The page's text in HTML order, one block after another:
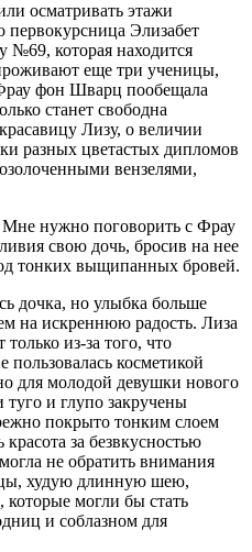
осматривать этажи
Элизабет
№69, которая находится
еще три учени­цы,
фон Шварц пообе­щала
станет свободна
Лизу, о величии
разных цветастых дипло­мов
вензеля­ми,
Мне нужно поговорить с Фрау
свою дочь, бросив на нее
тонких выщипан­ных бровей.
дочка, но улыбка больше
на искреннюю радость. Лиза
из-за того, что
косметикой
для молодой девушки но­вого
и глупо закруче­ны
покрыто тонким слоем
за безвкус­ностью
не обратить внимания
худую длин­ную шею,
могли бы стать
и соблазном для